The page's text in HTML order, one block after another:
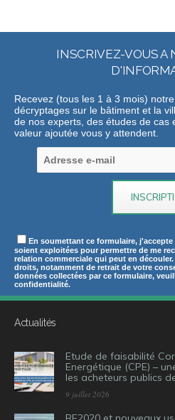
INSCRIVEZ-VOUS A
Recevez (tous les 1 à 3 mois)
décryptages sur le bâtiment et la
de nos experts, des études de cas
valeur ajoutée vous y attendent.
En soumettant ce formulaire,
soient exploitées pour permettre de me
relation commerciale qui peut en
droits, notamment de retrait de votre
données collectées par ce formulaire,
confidentialité.
Actualités
Etude de faisabilité
Energétique (CPE) –
les acheteurs publics
9 juillet 2026